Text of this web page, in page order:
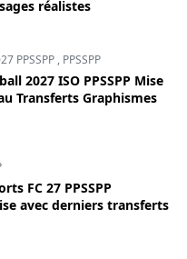
réalistes
PPSSPP , PPSSPP
2027 ISO PPSSPP Mise
Transferts Graphismes
FC 27 PPSSPP
avec derniers transferts